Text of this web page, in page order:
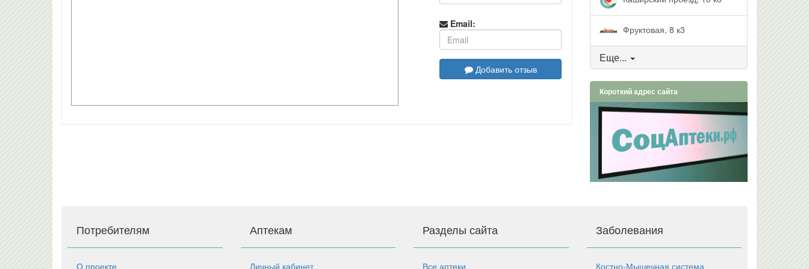
Email:
Добавить отзыв
Фруктовая, 8 к3
Еще...
Короткий адрес сайта
Потребителям
О проекте
Аптекам
Личный кабинет
Разделы сайта
Все аптеки
Заболевания
Костно-Мышечная система